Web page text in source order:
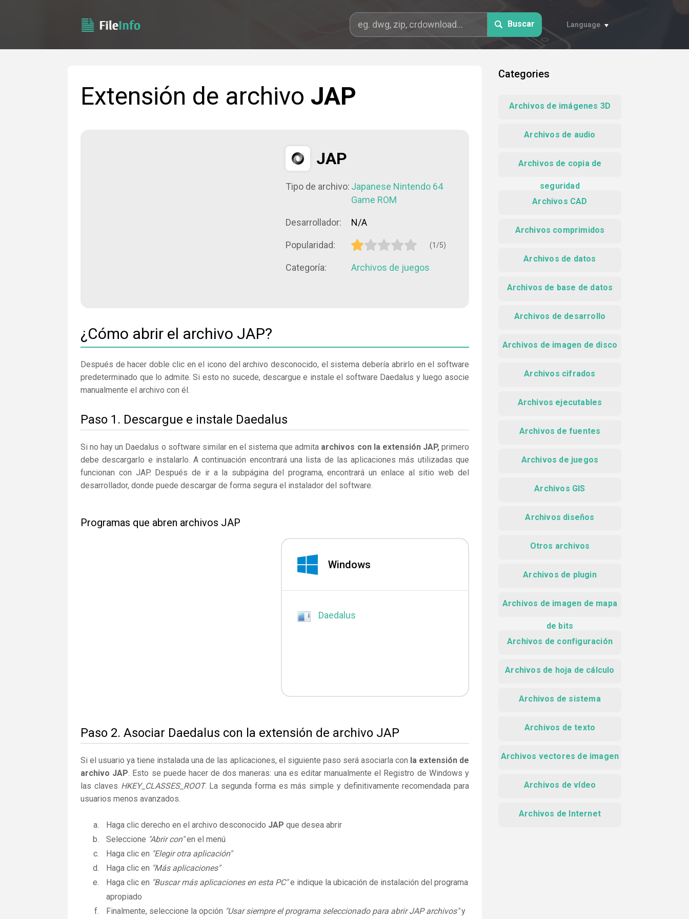
Buscar Language
Extensión de archivo JAP
JAP
Tipo de archivo: Japanese Nintendo 64
Game ROM
Desarrollador: N/A
Popularidad: (1/5)
Categoría: Archivos de juegos
¿Cómo abrir el archivo JAP?
Después de hacer doble clic en el icono del archivo desconocido, el sistema debería abrirlo en el software
predeterminado que lo admite. Si esto no sucede, descargue e instale el software Daedalus y luego asocie
manualmente el archivo con él.
Paso 1. Descargue e instale Daedalus
Si no hay un Daedalus o software similar en el sistema que admita archivos con la extensión JAP,primero
debe descargarlo e instalarlo. A continuación encontrará una lista de las aplicaciones más utilizadas que
funcionan con JAP. Después de ir a la subpágina del programa, encontrará un enlace al sitio web del
desarrollador, donde puede descargar de forma segura el instalador del software.
Programas que abren archivos JAP
Windows
Daedalus
Paso 2. Asociar Daedalus con la extensión de archivo JAP
Si el usuario ya tiene instalada una de las aplicaciones, el siguiente paso será asociarla con la extensión de
archivo JAP. Esto se puede hacer de dos maneras: una es editar manualmente el Registro de Windows y
las claves HKEY_CLASSES_ROOT. La segunda forma es más simple y definitivamente recomendada para
usuarios menos avanzados.
Haga clic derecho en el archivo desconocido JAP que desea abrir
Seleccione "Abrir con"en el menú
Haga clic en "Elegir otra aplicación"
Haga clic en "Más aplicaciones"
Haga clic en "Buscar más aplicaciones en esta PC"e indique la ubicación de instalación del programa
apropiado
Finalmente, seleccione la opción "Usar siempre el programa seleccionado para abrir JAP archivos"y
Categories
Archivos de imágenes 3D
Archivos de audio
Archivos de copia de
seguridad
Archivos CAD
Archivos comprimidos
Archivos de datos
Archivos de base de datos
Archivos de desarrollo
Archivos de imagen de disco
Archivos cifrados
Archivos ejecutables
Archivos de fuentes
Archivos de juegos
Archivos GIS
Archivos diseños
Otros archivos
Archivos de plugin
Archivos de imagen de mapa
de bits
Archivos de configuración
Archivos de hoja de cálculo
Archivos de sistema
Archivos de texto
Archivos vectores de imagen
Archivos de vídeo
Archivos de Internet